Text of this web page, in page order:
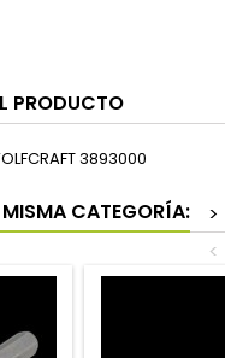
PRODUCTO
3893000
CATEGORÍA:
>
<